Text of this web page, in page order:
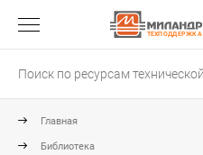
ТЕХПОДДЕРЖКА
Главная
Библиотека